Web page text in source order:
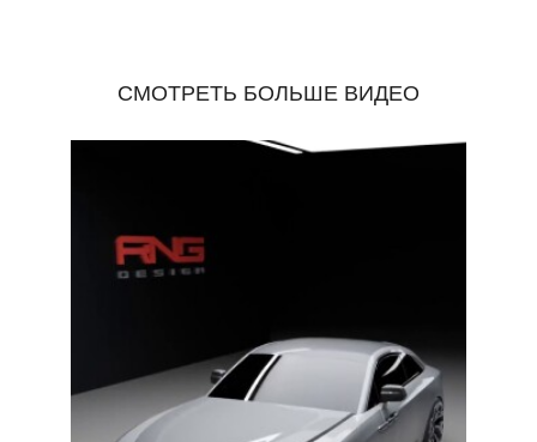
СМОТРЕТЬ БОЛЬШЕ ВИДЕО